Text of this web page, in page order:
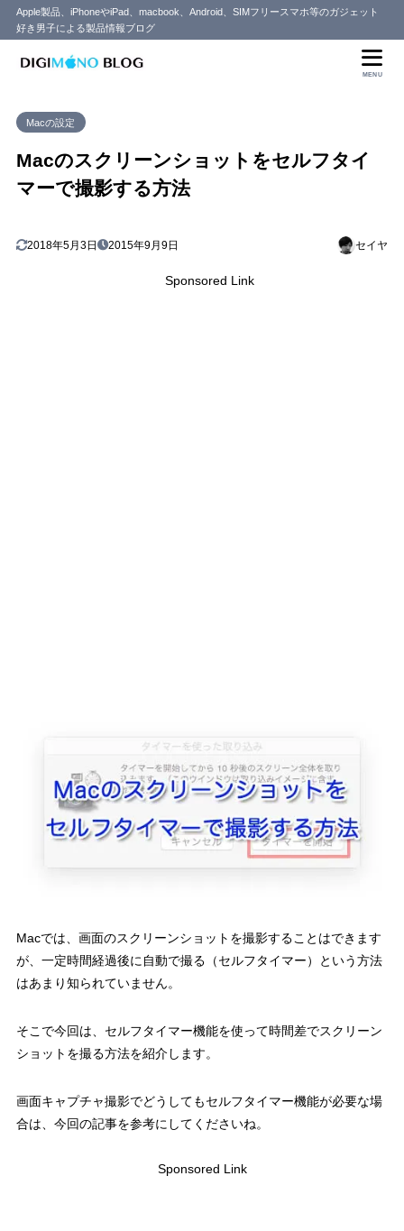
Apple製品、iPhoneやiPad、macbook、Android、SIMフリースマホ等のガジェット
好き男子による製品情報ブログ
MENU
Macの設定
Macのスクリーンショットをセルフタイ
マーで撮影する方法
2018年5月3日 2015年9月9日 セイヤ
Sponsored Link
Macでは、画面のスクリーンショットを撮影することはできます
が、一定時間経過後に自動で撮る（セルフタイマー）という方法
はあまり知られていません。
そこで今回は、セルフタイマー機能を使って時間差でスクリーン
ショットを撮る方法を紹介します。
画面キャプチャ撮影でどうしてもセルフタイマー機能が必要な場
合は、今回の記事を参考にしてくださいね。
Sponsored Link
目次
2 まとめ